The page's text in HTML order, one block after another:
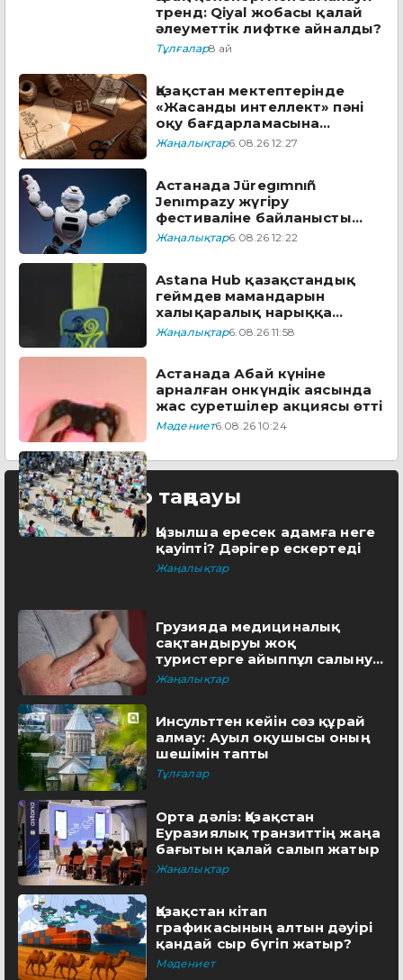
тренд: Qiyal жобасы қалай
әлеуметтік лифтке айналды?
Тұлғалар8 ай
Қазақстан мектептерінде
«Жасанды интеллект» пәні
оқу бағдарламасына
енгізіледі
Жаңалықтар6.08.26 12:27
Астанада Jüregımnıñ
Jenımpazy жүгіру
фестиваліне байланысты
бірқатар көшеде қозғалыс
шектеледі
Жаңалықтар6.08.26 12:22
Astana Hub қазақстандық
геймдев мамандарын
халықаралық нарыққа
дайындайтын тегін
бағдарламаға өтінім
Жаңалықтар6.08.26 11:58
Астанада Абай күніне
арналған онкүндік аясында
жас суретшілер акциясы өтті
Мәдениет6.08.26 10:24
Редактор таңдауы
Қызылша ересек адамға неге
қауіпті? Дәрігер ескертеді
Жаңалықтар
Грузияда медициналық
сақтандыруы жоқ
туристерге айыппұл салынуы
мүмкін
Жаңалықтар
Инсульттен кейін сөз құрай
алмау: Ауыл оқушысы оның
шешімін тапты
Тұлғалар
Орта дәліз: Қазақстан
Еуразиялық транзиттің жаңа
бағытын қалай салып жатыр
Жаңалықтар
Қазақстан кітап
графикасының алтын дәуірі
қандай сыр бүгіп жатыр?
Мәдениет